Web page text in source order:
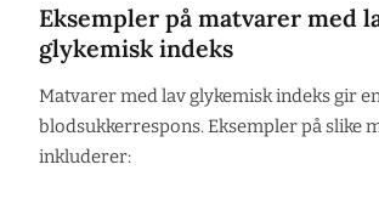
Eksempler på matvarer med
glykemisk indeks
Matvarer med lav glykemisk indeks gir
blodsukkerrespons. Eksempler på slike
inkluderer: